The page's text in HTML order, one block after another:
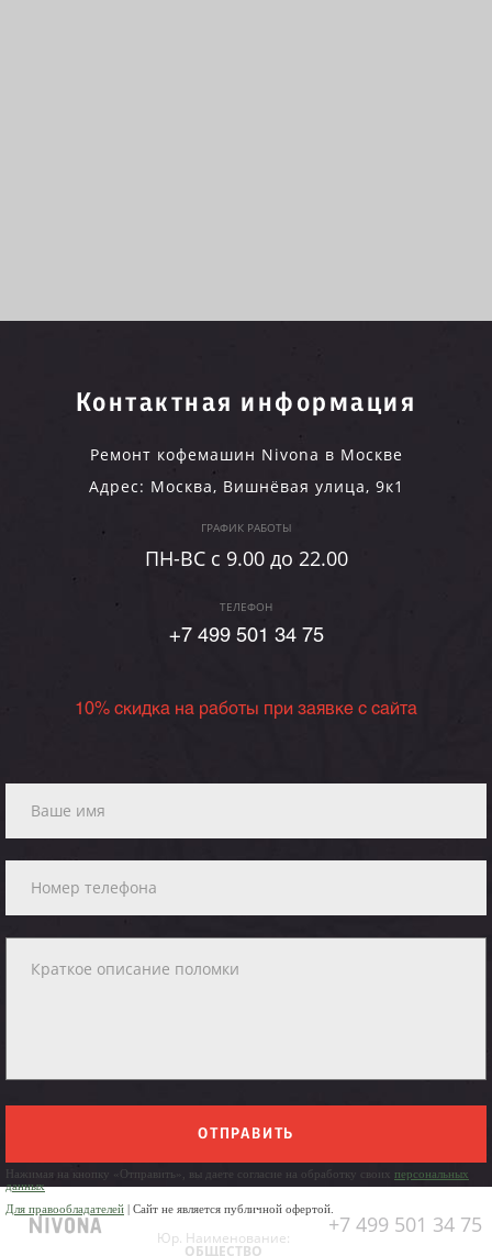
Контактная информация
Ремонт кофемашин Nivona в Москве
Адрес: Москва, Вишнёвая улица, 9к1
ГРАФИК РАБОТЫ
ПН-ВC c 9.00 до 22.00
ТЕЛЕФОН
+7 499 501 34 75
10% скидка на работы при заявке с сайта
ОТПРАВИТЬ
Нажимая на кнопку «Отправить», вы даете согласие на обработку своих персональных
данных
Для правообладателей | Сайт не является публичной офертой.
+7 499 501 34 75
Юр. Наименование:
ОБЩЕСТВО